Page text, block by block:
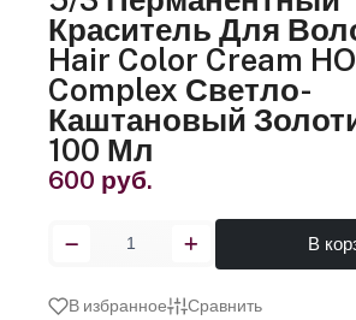
Краситель Для
Hair Color Cream
Complex Светло-
Каштановый
100 Мл
600 руб.
В
В избранное Сравнить